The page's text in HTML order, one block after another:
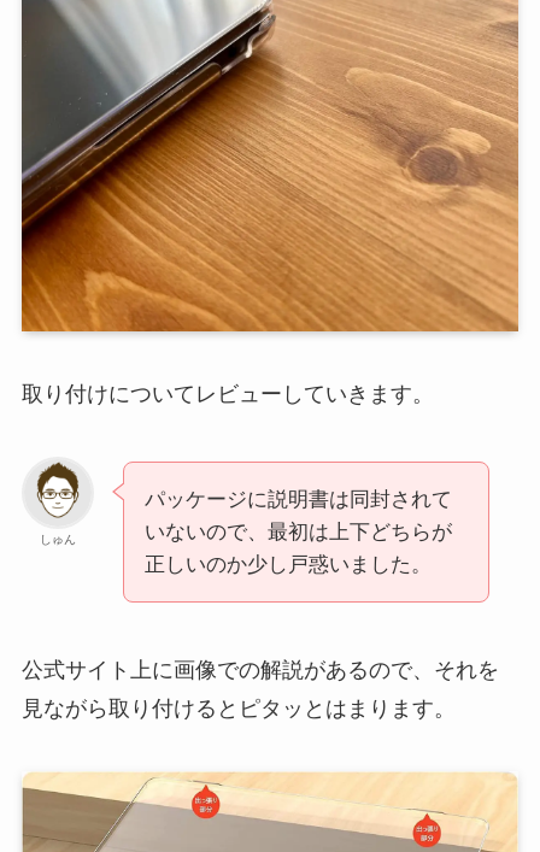
取り付けについてレビューしていきます。
しゅん
パッケージに説明書は同封されて
いないので、最初は上下どちらが
正しいのか少し戸惑いました。
公式サイト上に画像での解説があるので、それを
見ながら取り付けるとピタッとはまります。